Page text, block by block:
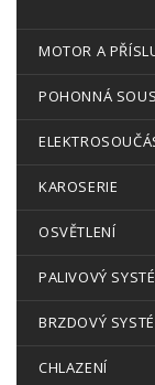
MOTOR A
POHONNÁ
KAROSERIE
OSVĚTLENÍ
PALIVOVÝ
BRZDOVÝ
CHLAZENÍ